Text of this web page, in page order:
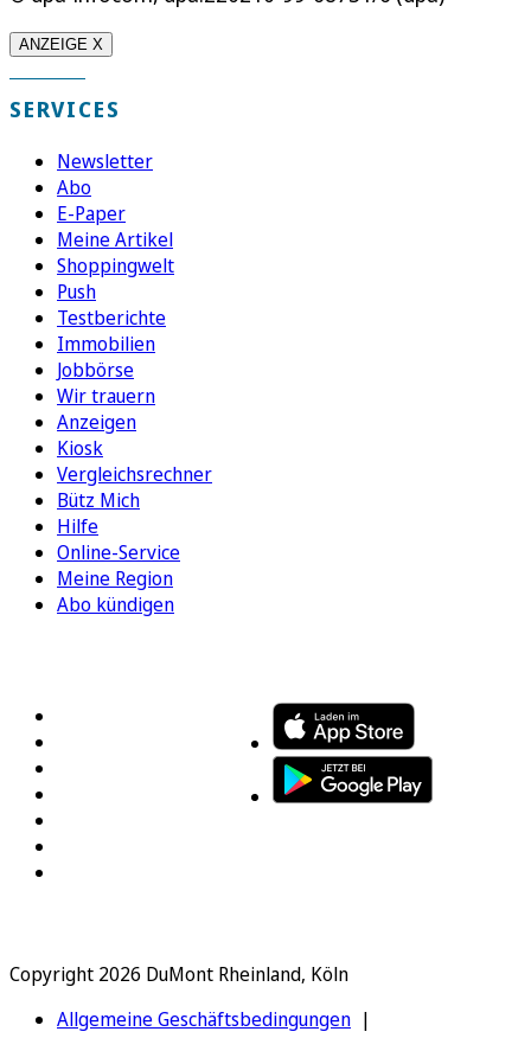
ANZEIGE X
SERVICES
Newsletter
Abo
E-Paper
Meine Artikel
Shoppingwelt
Push
Testberichte
Immobilien
Jobbörse
Wir trauern
Anzeigen
Kiosk
Vergleichsrechner
Bütz Mich
Hilfe
Online-Service
Meine Region
Abo kündigen
Copyright 2026 DuMont Rheinland, Köln
Allgemeine Geschäftsbedingungen